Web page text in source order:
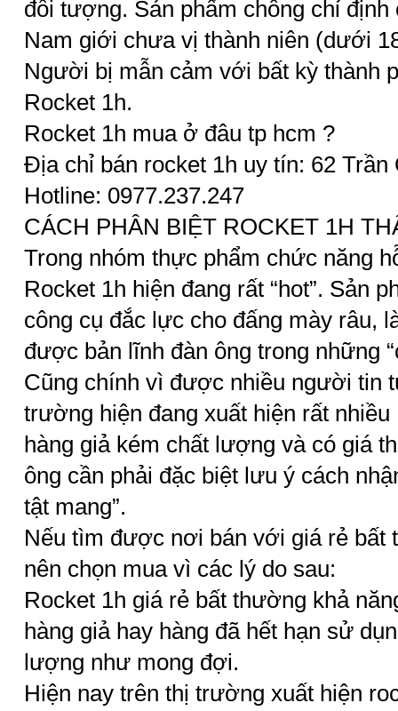
đối tượng. Sản phẩm chống chỉ
Nam giới chưa vị thành niên (dưới
Người bị mẫn cảm với bất kỳ thành
Rocket 1h.
Rocket 1h mua ở đâu tp hcm ?
Địa chỉ bán rocket 1h uy tín: 62 Trần
Hotline: 0977.237.247
CÁCH PHÂN BIỆT ROCKET 1H
Trong nhóm thực phẩm chức năng
Rocket 1h hiện đang rất “hot”. Sản
công cụ đắc lực cho đấng mày râu,
được bản lĩnh đàn ông trong những
Cũng chính vì được nhiều người tin
trường hiện đang xuất hiện rất nhiều
hàng giả kém chất lượng và có giá
ông cần phải đặc biệt lưu ý cách
tật mang”.
Nếu tìm được nơi bán với giá rẻ bất
nên chọn mua vì các lý do sau:
Rocket 1h giá rẻ bất thường khả
hàng giả hay hàng đã hết hạn sử
lượng như mong đợi.
Hiện nay trên thị trường xuất hiện